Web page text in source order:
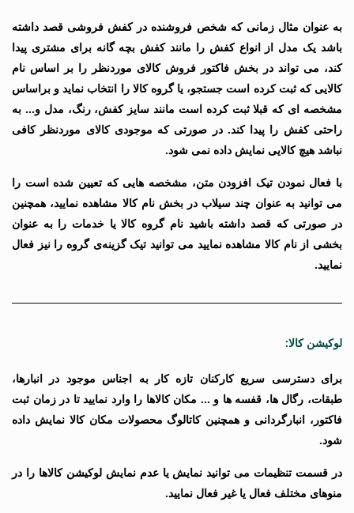
به عنوان مثال زمانی که شخص فروشنده در کفش فروشی قصد داشته
باشد یک مدل از انواع کفش را مانند کفش بچه گانه برای مشتری پیدا
کند، می تواند در بخش فاکتور فروش کالای موردنظر را بر اساس نام
کالایی که ثبت کرده است جستجو، یا گروه کالا را انتخاب نماید و براساس
مشخصه ای که قبلا ثبت کرده است مانند سایز کفش، رنگ، مدل و… به
راحتی کفش را پیدا کند. در صورتی که موجودی کالای موردنظر کافی
نباشد هیچ کالایی نمایش داده نمی شود.
با فعال نمودن تیک افزودن متن، مشخصه هایی که تعیین شده است را
می توانید به عنوان چند سیلاب در بخش نام کالا مشاهده نمایید، همچنین
در صورتی که قصد داشته باشید نام گروه کالا یا خدمات را به عنوان
بخشی از نام کالا مشاهده نمایید می توانید تیک گزینه‌ی گروه را نیز فعال
نمایید.
لوکیشن کالا:
برای دسترسی سریع کارکنان تازه کار به اجناس موجود در انبارها،
طبقات، رگال ها، قفسه ها و … مکان کالاها را وارد نمایید تا در زمان ثبت
فاکتور، انبارگردانی و همچنین کاتالوگ محصولات مکان کالا نمایش داده
شود.
در قسمت تنظیمات می توانید نمایش یا عدم نمایش لوکیشن کالاها را در
منوهای مختلف فعال یا غیر فعال نمایید.